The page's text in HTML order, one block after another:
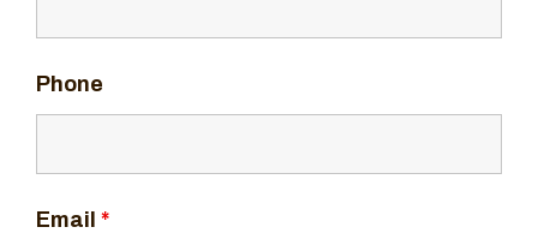
Phone
Email *